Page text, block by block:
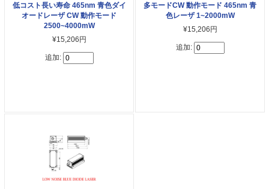
低コスト長い寿命 465nm 青色ダイ
オードレーザ CW 動作モード
2500~4000mW
¥15,206円
追加:
多モードCW 動作モード 465nm 青
色レーザ 1~2000mW
¥15,206円
追加: